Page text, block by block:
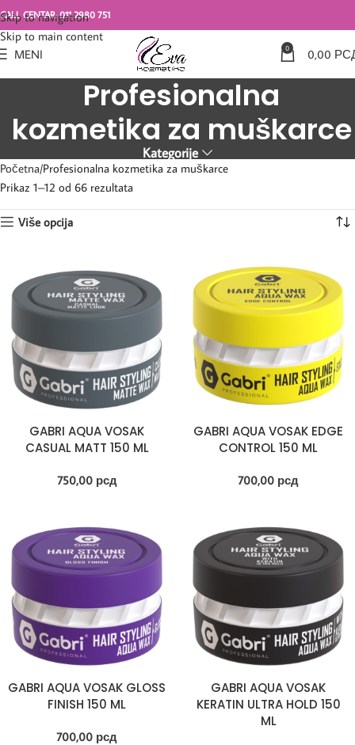
Skip to navigation
Skip to main content
CALL CENTAR: 011 2980 751
MENI 0 0,00
Profesionalna
kozmetika za muškarce
Kategorije
Početna Profesionalna kozmetika za muškarce
Prikaz 1–12 od 66 rezultata
Više opcija
GABRI AQUA VOSAK
CASUAL MATT 150 ML
750,00 рсд
GABRI AQUA VOSAK EDGE
CONTROL 150 ML
700,00 рсд
GABRI AQUA VOSAK GLOSS
FINISH 150 ML
700,00 рсд
GABRI AQUA VOSAK
KERATIN ULTRA HOLD 150
ML